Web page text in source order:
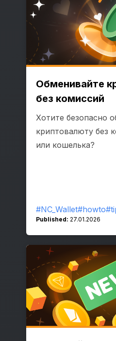
Обменивайте
без комиссий
Хотите безопасно
криптовалюту без
или кошелька?
#NC_Wallet#howto
Published: 27.01.2026